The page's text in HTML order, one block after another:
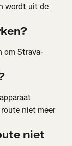
wordt uit de
om Strava-
niet meer
niet